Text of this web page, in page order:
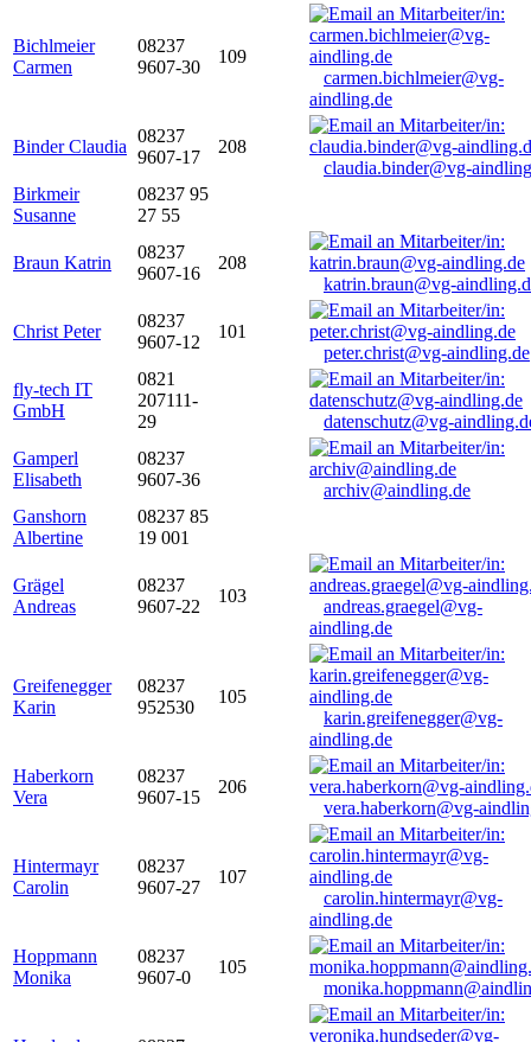
Bichlmeier
Carmen
08237
9607-30
109
carmen.bichlmeier@vg-
aindling.de
Binder Claudia
08237
9607-17
208
claudia.binder@vg-
Birkmeir
Susanne
08237 95
27 55
Braun Katrin
08237
9607-16
208
katrin.braun@vg-
Christ Peter
08237
9607-12
101
peter.christ@vg-aindling.de
fly-tech IT
GmbH
0821
207111-
29
datenschutz@vg-
Gamperl
Elisabeth
08237
9607-36
archiv@aindling.de
Ganshorn
Albertine
08237 85
19 001
Grägel
Andreas
08237
9607-22
103
andreas.graegel@vg-
aindling.de
Greifenegger
Karin
08237
952530
105
karin.greifenegger@vg-
aindling.de
Haberkorn
Vera
08237
9607-15
206
vera.haberkorn@vg-
Hintermayr
Carolin
08237
9607-27
107
carolin.hintermayr@vg-
aindling.de
Hoppmann
Monika
08237
9607-0
105